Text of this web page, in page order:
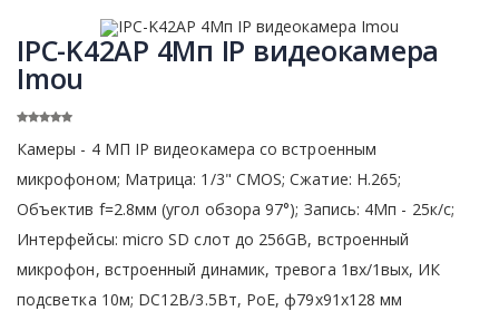
IPC-K42AP 4Мп IP видеокамера
Imou
Камеры - 4 МП IP видеокамера со встроенным
микрофоном; Матрица: 1/3" CMOS; Сжатие: H.265;
Объектив f=2.8мм (угол обзора 97°); Запись: 4Мп - 25к/с;
Интерфейсы: micro SD слот до 256GB, встроенный
микрофон, встроенный динамик, тревога 1вх/1вых, ИК
подсветка 10м; DC12В/3.5Вт, PoE, ф79х91х128 мм